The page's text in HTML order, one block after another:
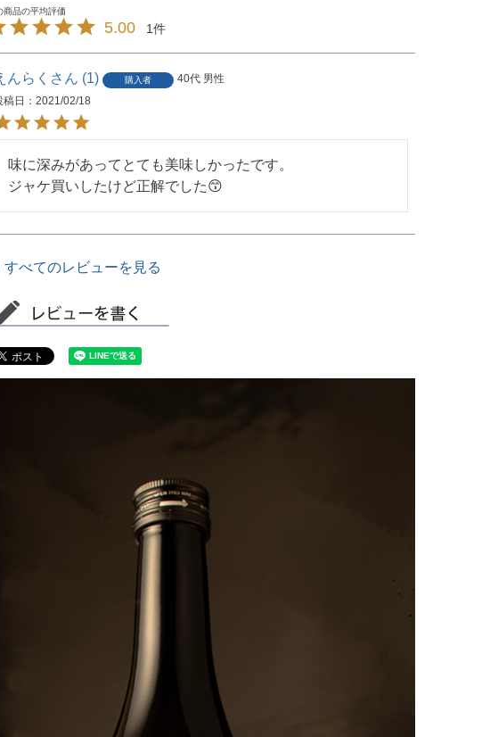
5.00 1
んらく 1 購入者 40代 男性
稿日
2021/02/18
味に深みがあってとても美味しかったです。
ジャケ買いしたけど正解でした😙
すべてのレビューを見る